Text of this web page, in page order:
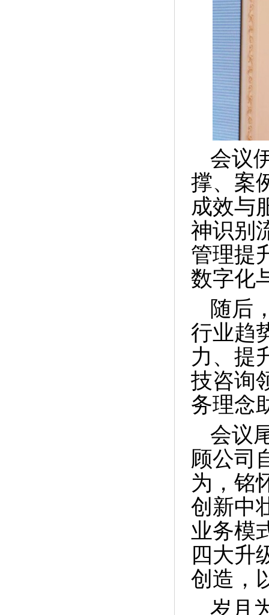
会议
撑、案
成效与
神识别
管理提
数字化
随后
行业趋
力、提
技咨询
务理念
会议
顾公司
为，铭
创新中
业务模
四大升
创造，
岁月